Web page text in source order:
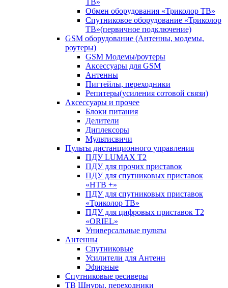
ТВ»
Обмен оборудования «Триколор ТВ»
Спутниковое оборудование «Триколор
ТВ»(первичное подключение)
GSM оборудование (Антенны, модемы,
роутеры)
GSM Модемы/роутеры
Аксессуары для GSM
Антенны
Пигтейлы, переходники
Репитеры(усиления сотовой связи)
Аксессуары и прочее
Блоки питания
Делители
Диплексоры
Мультисвичи
Пульты дистанционного управления
ПДУ LUMAX Т2
ПДУ для прочих приставок
ПДУ для спутниковых приставок
«НТВ +»
ПДУ для спутниковых приставок
«Триколор ТВ»
ПДУ для цифровых приставок Т2
«ORIEL»
Универсальные пульты
Антенны
Спутниковые
Усилители для Антенн
Эфирные
Спутниковые ресиверы
ТВ Шнуры, переходники